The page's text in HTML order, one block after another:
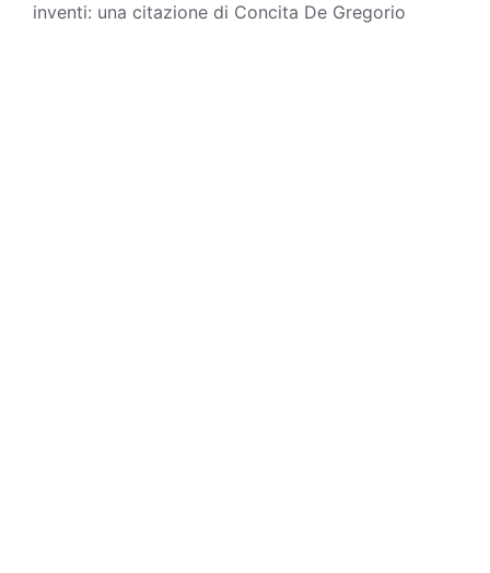
inventi: una citazione di Concita De Gregorio